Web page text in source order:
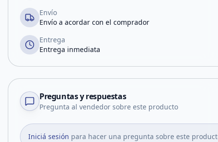
Envío
Envío a acordar con el comprador
Entrega
Entrega inmediata
Preguntas y respuestas
Pregunta al vendedor sobre este producto
Iniciá sesión para hacer una pregunta sobre este